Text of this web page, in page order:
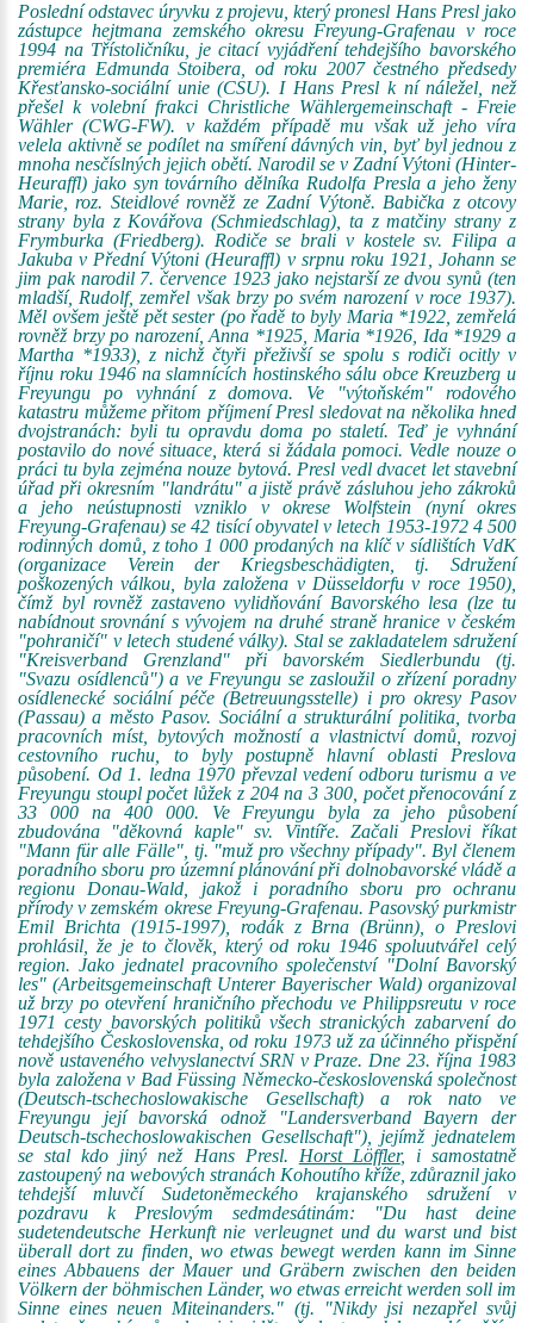
Poslední odstavec úryvku z projevu, který pronesl Hans Presl jako
zástupce hejtmana zemského okresu Freyung-Grafenau v roce
1994 na Třístoličníku, je citací vyjádření tehdejšího bavorského
premiéra Edmunda Stoibera, od roku 2007 čestného předsedy
Křesťansko-sociální unie (CSU). I Hans Presl k ní náležel, než
přešel k volební frakci Christliche Wählergemeinschaft - Freie
Wähler (CWG-FW). v každém případě mu však už jeho víra
velela aktivně se podílet na smíření dávných vin, byť byl jednou z
mnoha nesčíslných jejich obětí. Narodil se v Zadní Výtoni (Hinter-
Heuraffl) jako syn továrního dělníka Rudolfa Presla a jeho ženy
Marie, roz. Steidlové rovněž ze Zadní Výtoně. Babička z otcovy
strany byla z Kovářova (Schmiedschlag), ta z matčiny strany z
Frymburka (Friedberg). Rodiče se brali v kostele sv. Filipa a
Jakuba v Přední Výtoni (Heuraffl) v srpnu roku 1921, Johann se
jim pak narodil 7. července 1923 jako nejstarší ze dvou synů (ten
mladší, Rudolf, zemřel však brzy po svém narození v roce 1937).
Měl ovšem ještě pět sester (po řadě to byly Maria *1922, zemřelá
rovněž brzy po narození, Anna *1925, Maria *1926, Ida *1929 a
Martha *1933), z nichž čtyři přeživší se spolu s rodiči ocitly v
říjnu roku 1946 na slamnících hostinského sálu obce Kreuzberg u
Freyungu po vyhnání z domova. Ve "výtoňském" rodového
katastru můžeme přitom příjmení Presl sledovat na několika hned
dvojstranách: byli tu opravdu doma po staletí. Teď je vyhnání
postavilo do nové situace, která si žádala pomoci. Vedle nouze o
práci tu byla zejména nouze bytová. Presl vedl dvacet let stavební
úřad při okresním "landrátu" a jistě právě zásluhou jeho zákroků
a jeho neústupnosti vzniklo v okrese Wolfstein (nyní okres
Freyung-Grafenau) se 42 tisící obyvatel v letech 1953-1972 4 500
rodinných domů, z toho 1 000 prodaných na klíč v sídlištích VdK
(organizace Verein der Kriegsbeschädigten, tj. Sdružení
poškozených válkou, byla založena v Düsseldorfu v roce 1950),
čímž byl rovněž zastaveno vylidňování Bavorského lesa (lze tu
nabídnout srovnání s vývojem na druhé straně hranice v českém
"pohraničí" v letech studené války). Stal se zakladatelem sdružení
"Kreisverband Grenzland" při bavorském Siedlerbundu (tj.
"Svazu osídlenců") a ve Freyungu se zasloužil o zřízení poradny
osídlenecké sociální péče (Betreuungsstelle) i pro okresy Pasov
(Passau) a město Pasov. Sociální a strukturální politika, tvorba
pracovních míst, bytových možností a vlastnictví domů, rozvoj
cestovního ruchu, to byly postupně hlavní oblasti Preslova
působení. Od 1. ledna 1970 převzal vedení odboru turismu a ve
Freyungu stoupl počet lůžek z 204 na 3 300, počet přenocování z
33 000 na 400 000. Ve Freyungu byla za jeho působení
zbudována "děkovná kaple" sv. Vintíře. Začali Preslovi říkat
"Mann für alle Fälle", tj. "muž pro všechny případy". Byl členem
poradního sboru pro územní plánování při dolnobavorské vládě a
regionu Donau-Wald, jakož i poradního sboru pro ochranu
přírody v zemském okrese Freyung-Grafenau. Pasovský purkmistr
Emil Brichta (1915-1997), rodák z Brna (Brünn), o Preslovi
prohlásil, že je to člověk, který od roku 1946 spoluutvářel celý
region. Jako jednatel pracovního společenství "Dolní Bavorský
les" (Arbeitsgemeinschaft Unterer Bayerischer Wald) organizoval
už brzy po otevření hraničního přechodu ve Philippsreutu v roce
1971 cesty bavorských politiků všech stranických zabarvení do
tehdejšího Československa, od roku 1973 už za účinného přispění
nově ustaveného velvyslanectví SRN v Praze. Dne 23. října 1983
byla založena v Bad Füssing Německo-československá společnost
(Deutsch-tschechoslowakische Gesellschaft) a rok nato ve
Freyungu její bavorská odnož "Landersverband Bayern der
Deutsch-tschechoslowakischen Gesellschaft"), jejímž jednatelem
se stal kdo jiný než Hans Presl. Horst Löffler, i samostatně
zastoupený na webových stranách Kohoutího kříže, zdůraznil jako
tehdejší mluvčí Sudetoněmeckého krajanského sdružení v
pozdravu k Preslovým sedmdesátinám: "Du hast deine
sudetendeutsche Herkunft nie verleugnet und du warst und bist
überall dort zu finden, wo etwas bewegt werden kann im Sinne
eines Abbauens der Mauer und Gräbern zwischen den beiden
Völkern der böhmischen Länder, wo etwas erreicht werden soll im
Sinne eines neuen Miteinanders." (tj. "Nikdy jsi nezapřel svůj